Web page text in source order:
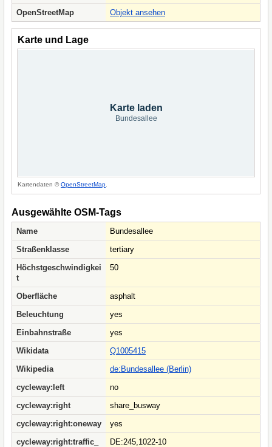
OpenStreetMap
Objekt ansehen
Karte und Lage
Karte laden
Bundesallee
Kartendaten ©OpenStreetMap
Ausgewählte OSM-Tags
Name
Bundesallee
Straßenklasse
tertiary
Höchstgeschwindigkei
t
50
Oberfläche
asphalt
Beleuchtung
yes
Einbahnstraße
yes
Wikidata
Q1005415
Wikipedia
de:Bundesallee (Berlin)
cycleway:left
no
cycleway:right
share_busway
cycleway:right:oneway
yes
cycleway:right:traffic_
DE:245,1022-10